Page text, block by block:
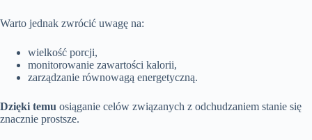
Warto jednak zwrócić uwagę na:
wielkość porcji,
monitorowanie zawartości kalorii,
zarządzanie równowagą energetyczną.
Dzięki temu osiąganie celów związanych z odchudzaniem stanie się
znacznie prostsze.